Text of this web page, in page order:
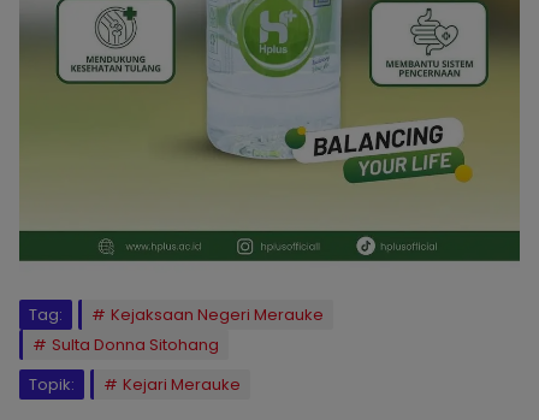
Tag:
Kejaksaan Negeri Merauke
Sulta Donna Sitohang
Topik:
Kejari Merauke